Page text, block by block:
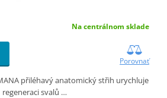
Na centrálnom sklade
Porovnať
přiléhavý anatomický střih urychluje
regeneraci svalů …